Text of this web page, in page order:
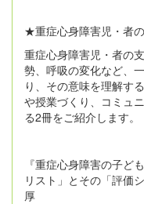
★重症心身障害児・者
重症心身障害児・者の
勢、呼吸の変化など、
り、その意味を理解す
や授業づくり、コミュ
る2冊をご紹介します。
『重症心身障害の子
リスト」とその「評価
厚